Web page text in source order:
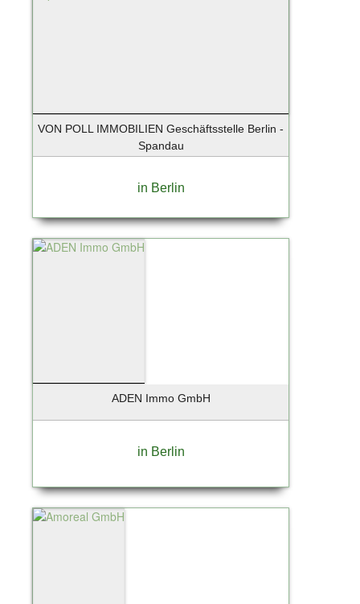
VON POLL IMMOBILIEN Geschäftsstelle Berlin -
Spandau
in Berlin
ADEN Immo GmbH
in Berlin